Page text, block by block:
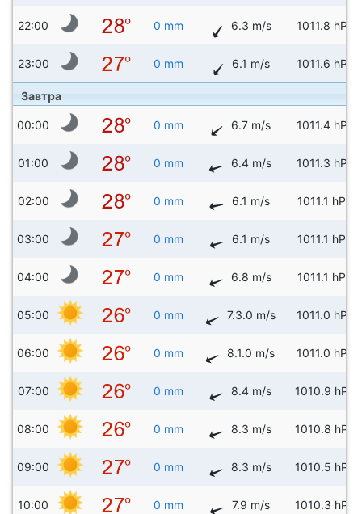
22:00 0 mm 6.3 m/s 1011.8 hPa
23:00 0 mm 6.1 m/s 1011.6 hPa
Завтра
00:00 0 mm 6.7 m/s 1011.4 hPa
01:00 0 mm 6.4 m/s 1011.3 hPa
02:00 0 mm 6.1 m/s 1011.1 hPa
03:00 0 mm 6.1 m/s 1011.1 hPa
04:00 0 mm 6.8 m/s 1011.1 hPa
05:00 0 mm 7.3.0 m/s 1011.0 hPa
06:00 0 mm 8.1.0 m/s 1011.0 hPa
07:00 0 mm 8.4 m/s 1010.9 hPa
08:00 0 mm 8.3 m/s 1010.8 hPa
09:00 0 mm 8.3 m/s 1010.5 hPa
10:00 0 mm 7.9 m/s 1010.3 hPa